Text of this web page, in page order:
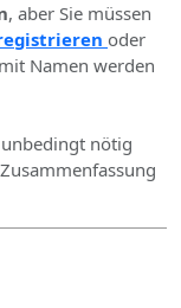
, aber Sie müssen
oder
Namen werden
nötig